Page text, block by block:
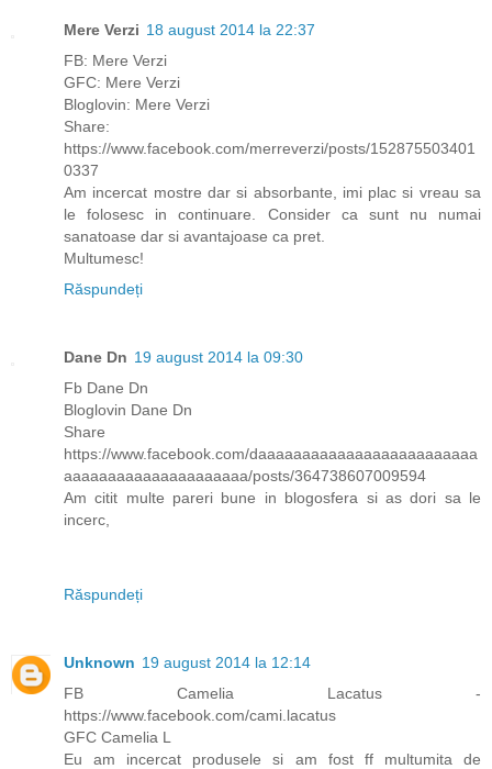
Mere Verzi 18 august 2014 la 22:37
FB: Mere Verzi
GFC: Mere Verzi
Bloglovin: Mere Verzi
Share:
https://www.facebook.com/merreverzi/posts/152875503401
0337
Am incercat mostre dar si absorbante, imi plac si vreau sa
le folosesc in continuare. Consider ca sunt nu numai
sanatoase dar si avantajoase ca pret.
Multumesc!
Răspundeți
Dane Dn 19 august 2014 la 09:30
Fb Dane Dn
Bloglovin Dane Dn
Share
https://www.facebook.com/daaaaaaaaaaaaaaaaaaaaaaaaa
aaaaaaaaaaaaaaaaaaaaa/posts/364738607009594
Am citit multe pareri bune in blogosfera si as dori sa le
incerc,
Răspundeți
Unknown 19 august 2014 la 12:14
FB Camelia Lacatus -
https://www.facebook.com/cami.lacatus
GFC Camelia L
Eu am incercat produsele si am fost ff multumita de